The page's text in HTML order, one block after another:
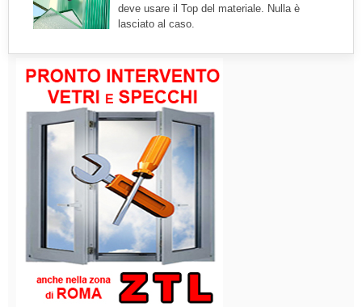
deve usare il Top del materiale. Nulla è
lasciato al caso.